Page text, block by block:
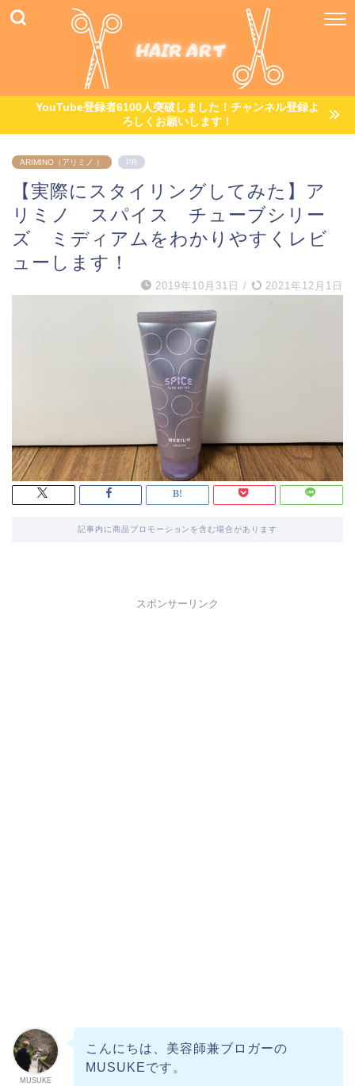
YouTube登録者6100人突破しました！チャンネル登録よ
ろしくお願いします！
ARIMINO（アリミノ ） PR
【実際にスタイリングしてみた】ア
リミノ スパイス チューブシリー
ズ ミディアムをわかりやすくレビ
ューします！
2019年10月31日 / 2021年12月1日
記事内に商品プロモーションを含む場合があります
スポンサーリンク
MUSUKE
こんにちは、美容師兼ブロガーの
MUSUKEです。